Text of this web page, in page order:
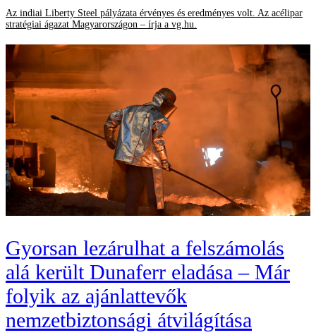
Az indiai Liberty Steel pályázata érvényes és eredményes volt. Az acélipar
stratégiai ágazat Magyarországon – írja a vg.hu.
Gyorsan lezárulhat a felszámolás
alá került Dunaferr eladása – Már
folyik az ajánlattevők
nemzetbiztonsági átvilágítása